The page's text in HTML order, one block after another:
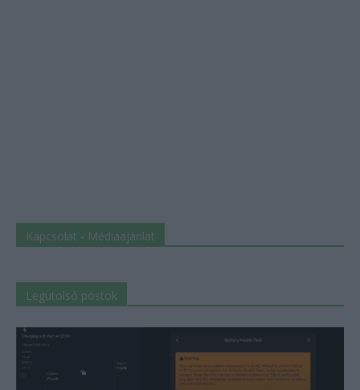
Kapcsolat - Médiaajánlat
Legutolsó postok